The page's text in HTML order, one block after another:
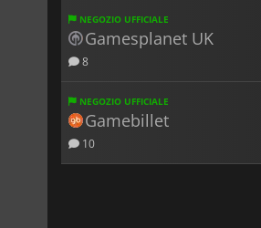
NEGOZIO UFFICIALE
Gamesplanet UK
8
NEGOZIO UFFICIALE
Gamebillet
10